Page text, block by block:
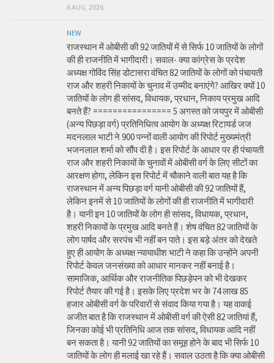
6 AUG, 2026
NEW
राजस्थान में ओबीसी की 92 जातियों में से सिर्फ 10 जातियों के लोगों
की ही राजनीति में भागीदारी। सवाल- क्या कांग्रेस के प्रदेश
अध्यक्ष गोविंद सिंह डोटासरा वंचित 82 जातियों के लोगों को पंचायती
राज और शहरी निकायों के चुनाव में उम्मीद बनाएंगे? आखिर क्यों 10
जातियों के लोग ही सांसद, विधायक, प्रधान, निकाय प्रमुख आदि
बनते हैं? ================ 5 अगस्त को जयपुर में ओबीसी
(अन्य पिछड़ा वर्ग) प्रतिनिधित्व आयोग के अध्यक्ष रिटायर्ड जज
मदनलाल भाटी ने 900 पन्नों वाली आयोग की रिपोर्ट मुख्यमंत्री
भजनलाल शर्मा को सौंप दी है। इस रिपोर्ट के आधार पर ही पंचायती
राज और शहरी निकायों के चुनावों में ओबीसी वर्ग के लिए सीटों का
आरक्षण होगा, लेकिन इस रिपोर्ट में चौकाने वाली बात यह है कि
राजस्थान में अन्य पिछड़ा वर्ग यानी ओबीसी की 92 जातियों हैं,
लेकिन इनमें से 10 जातियों के लोगों की ही राजनीति में भागीदारी
है। यानी इन 10 जातियों के लोग ही सांसद, विधायक, प्रधान,
शहरी निकायों के प्रमुख आदि बनते हैं। शेष वंचित 82 जातियों के
लोग पार्षद और सरपंच भी नहीं बन पाते। इस बड़े अंतर को देखते
हुए ही आयोग के अध्यक्ष न्यायाधीश भाटी ने कहा कि उन्होंने अपनी
रिपोर्ट केवल जनसंख्या को आधार मानकर नहीं बनाई है।
सामाजिक, आर्थिक और राजनीतिक पिछड़ेपन को भी देखकर
रिपोर्ट तैयार की गई है। इसके लिए प्रदेश भर के 74 लाख 85
हजार ओबीसी वर्ग के परिवारों से संवाद किया गया है। यह वाकई
अजीत बात है कि राजस्थान में ओबीसी वर्ग की ऐसी 82 जातियां हैं,
जिनका कोई भी प्रतिनिधि आज तक सांसद, विधायक आदि नहीं
बन सकता है। यानी 92 जातियों का समूह होने के बाद भी सिर्फ 10
जातियों के लोग ही मलाई खा रहे हैं। सवाल उठता है कि क्या ओबीसी